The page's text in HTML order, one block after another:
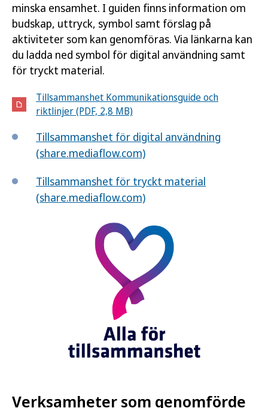
minska ensamhet. I guiden finns information om
budskap, uttryck, symbol samt förslag på
aktiviteter som kan genomföras. Via länkarna kan
du ladda ned symbol för digital användning samt
för tryckt material.
Tillsammanshet Kommunikationsguide och
riktlinjer (PDF, 2,8 MB)
Tillsammanshet för digital användning
(share.mediaflow.com)
Tillsammanshet för tryckt material
(share.mediaflow.com)
Verksamheter som genomförde